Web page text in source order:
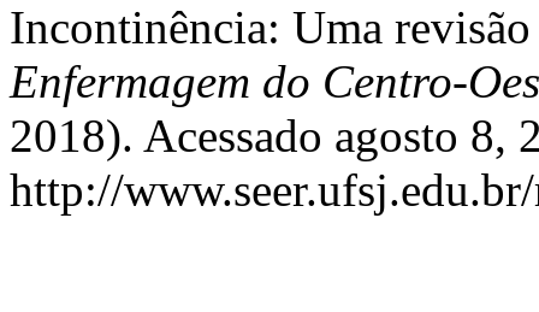
Incontinência: Uma
Enfermagem do Centro-
2018). Acessado agosto 8,
http://